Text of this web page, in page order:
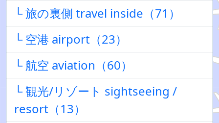
└ 旅の裏側 travel inside（71）
└ 空港 airport（23）
└ 航空 aviation（60）
└ 観光/リゾート sightseeing /
resort（13）